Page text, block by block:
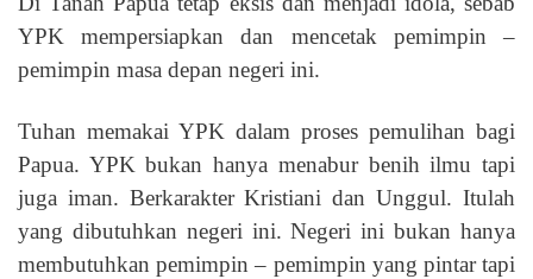
YPK mempersiapkan dan mencetak pemimpin –
pemimpin masa depan negeri ini.
Tuhan memakai YPK dalam proses pemulihan bagi
Papua. YPK bukan hanya menabur benih ilmu tapi
juga iman. Berkarakter Kristiani dan Unggul. Itulah
yang dibutuhkan negeri ini. Negeri ini bukan hanya
membutuhkan pemimpin – pemimpin yang pintar tapi